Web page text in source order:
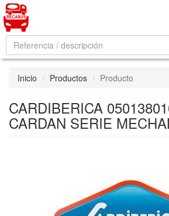
Inicio Productos Producto
CARDIBERICA
CARDAN SERIE